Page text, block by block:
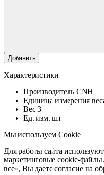
Добавить
Характеристики
Производитель CNH
Единица измерения
Вес 3
Ед. изм. шт
Мы используем Cookie
Для работы сайта
маркетинговые cookie-
все», Вы даете согласие на